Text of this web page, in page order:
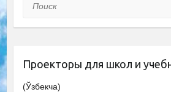
Проекторы для школ и
(Ўзбекча)